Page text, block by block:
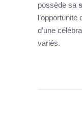
possède sa
d’une
variés.